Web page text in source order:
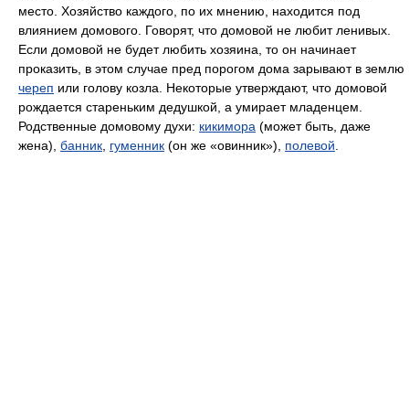
место. Хозяйство каждого, по их мнению, находится под
влиянием домового. Говорят, что домовой не любит ленивых.
Если домовой не будет любить хозяина, то он начинает
проказить, в этом случае пред порогом дома зарывают в землю
череп или голову козла. Некоторые утверждают, что домовой
рождается стареньким дедушкой, а умирает младенцем.
Родственные домовому духи: кикимора (может быть, даже
жена), банник гуменник (он же «овинник»), полевой